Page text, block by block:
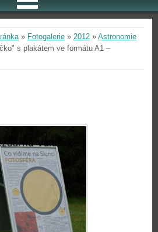
» Fotogalerie » 2012 » Astronomie
s plakátem ve formátu A1 –